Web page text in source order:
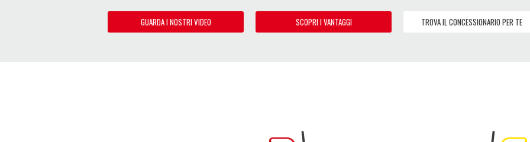
GUARDA I NOSTRI VIDEO SCOPRI I VANTAGGI TROVA IL CONCESSIONARIO PER TE